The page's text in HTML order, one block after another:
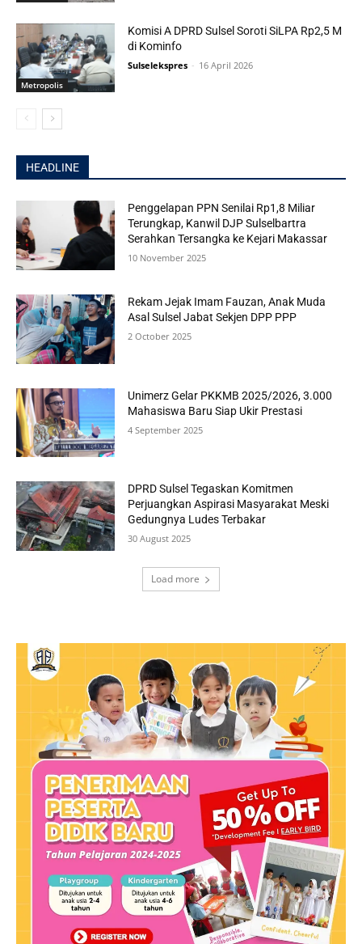
Metropolis
Komisi A DPRD Sulsel Soroti SiLPA Rp2,5 M
di Kominfo
Sulselekspres - 16 April 2026
HEADLINE
Penggelapan PPN Senilai Rp1,8 Miliar
Terungkap, Kanwil DJP Sulselbartra
Serahkan Tersangka ke Kejari Makassar
10 November 2025
Rekam Jejak Imam Fauzan, Anak Muda
Asal Sulsel Jabat Sekjen DPP PPP
2 October 2025
Unimerz Gelar PKKMB 2025/2026, 3.000
Mahasiswa Baru Siap Ukir Prestasi
4 September 2025
DPRD Sulsel Tegaskan Komitmen
Perjuangkan Aspirasi Masyarakat Meski
Gedungnya Ludes Terbakar
30 August 2025
Load more